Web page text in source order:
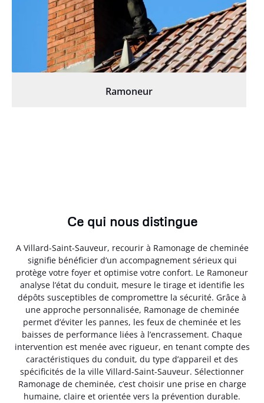
Ramoneur
Ce qui nous distingue
A Villard-Saint-Sauveur, recourir à Ramonage de cheminée
signifie bénéficier d’un accompagnement sérieux qui
protège votre foyer et optimise votre confort. Le Ramoneur
analyse l’état du conduit, mesure le tirage et identifie les
dépôts susceptibles de compromettre la sécurité. Grâce à
une approche personnalisée, Ramonage de cheminée
permet d’éviter les pannes, les feux de cheminée et les
baisses de performance liées à l’encrassement. Chaque
intervention est menée avec rigueur, en tenant compte des
caractéristiques du conduit, du type d’appareil et des
spécificités de la ville Villard-Saint-Sauveur. Sélectionner
Ramonage de cheminée, c’est choisir une prise en charge
humaine, claire et orientée vers la prévention durable.